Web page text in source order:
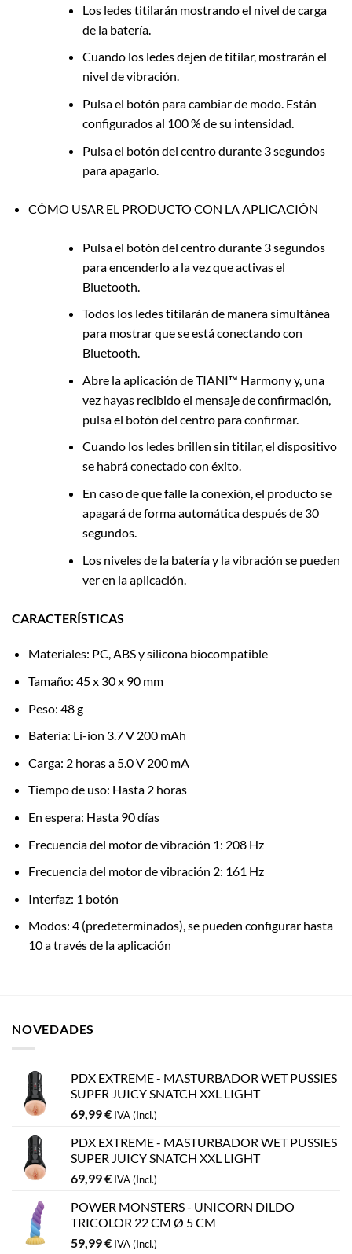
Los ledes titilarán mostrando el nivel de carga
de la batería.
Cuando los ledes dejen de titilar, mostrarán el
nivel de vibración.
Pulsa el botón para cambiar de modo. Están
configurados al 100 % de su intensidad.
Pulsa el botón del centro durante 3 segundos
para apagarlo.
CÓMO USAR EL PRODUCTO CON LA APLICACIÓN
Pulsa el botón del centro durante 3 segundos
para encenderlo a la vez que activas el
Bluetooth.
Todos los ledes titilarán de manera simultánea
para mostrar que se está conectando con
Bluetooth.
Abre la aplicación de TIANI™ Harmony y, una
vez hayas recibido el mensaje de confirmación,
pulsa el botón del centro para confirmar.
Cuando los ledes brillen sin titilar, el dispositivo
se habrá conectado con éxito.
En caso de que falle la conexión, el producto se
apagará de forma automática después de 30
segundos.
Los niveles de la batería y la vibración se pueden
ver en la aplicación.
CARACTERÍSTICAS
Materiales: PC, ABS y silicona biocompatible
Tamaño: 45 x 30 x 90 mm
Peso: 48 g
Batería: Li-ion 3.7 V 200 mAh
Carga: 2 horas a 5.0 V 200 mA
Tiempo de uso: Hasta 2 horas
En espera: Hasta 90 días
Frecuencia del motor de vibración 1: 208 Hz
Frecuencia del motor de vibración 2: 161 Hz
Interfaz: 1 botón
Modos: 4 (predeterminados), se pueden configurar hasta
10 a través de la aplicación
NOVEDADES
PDX EXTREME - MASTURBADOR WET PUSSIES
SUPER JUICY SNATCH XXL LIGHT
69,99€ IVA (Incl.)
PDX EXTREME - MASTURBADOR WET PUSSIES
SUPER JUICY SNATCH XXL LIGHT
69,99€ IVA (Incl.)
POWER MONSTERS - UNICORN DILDO
TRICOLOR 22 CM Ø 5 CM
59,99€ IVA (Incl.)